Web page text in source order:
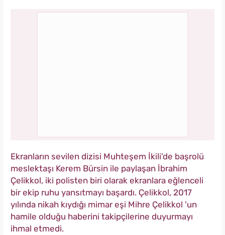
Ekranların sevilen dizisi Muhteşem İkili'de başrolü
meslektaşı Kerem Bürsin ile paylaşan İbrahim
Çelikkol, iki polisten biri olarak ekranlara eğlenceli
bir ekip ruhu yansıtmayı başardı. Çelikkol, 2017
yılında nikah kıydığı mimar eşi Mihre Çelikkol 'un
hamile olduğu haberini takipçilerine duyurmayı
ihmal etmedi.